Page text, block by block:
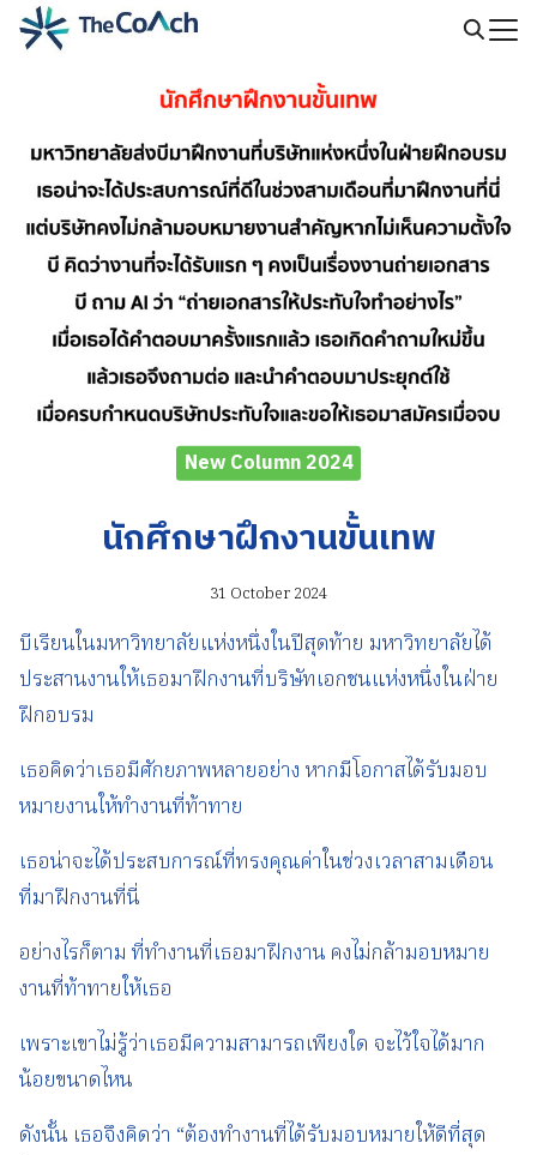
Skip
New Column 2024
นักศึกษาฝึกงานขั้นเทพ
31 October 2024
บีเรียนในมหาวิทยาลัยแห่งหนึ่งในปีสุดท้าย มหาวิทยาลัยได้
ประสานงานให้เธอมาฝึกงานที่บริษัทเอกชนแห่งหนึ่งในฝ่าย
ฝึกอบรม
เธอคิดว่าเธอมีศักยภาพหลายอย่าง หากมีโอกาสได้รับมอบ
หมายงานให้ทำงานที่ท้าทาย
เธอน่าจะได้ประสบการณ์ที่ทรงคุณค่าในช่วงเวลาสามเดือน
ที่มาฝึกงานที่นี่
อย่างไรก็ตาม ที่ทำงานที่เธอมาฝึกงาน คงไม่กล้ามอบหมาย
งานที่ท้าทายให้เธอ
เพราะเขาไม่รู้ว่าเธอมีความสามารถเพียงใด จะไว้ใจได้มาก
น้อยขนาดไหน
ดังนั้น เธอจึงคิดว่า “ต้องทำงานที่ได้รับมอบหมายให้ดีที่สุด